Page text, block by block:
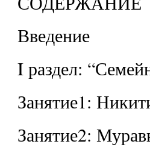
Введение
I раздел:
Занятие1:
Занятие2: